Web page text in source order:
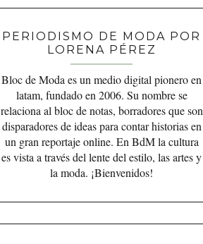
PERIODISMO DE MODA POR
LORENA PÉREZ
Bloc de Moda es un medio digital pionero en
latam, fundado en 2006. Su nombre se
relaciona al bloc de notas, borradores que son
disparadores de ideas para contar historias en
un gran reportaje online. En BdM la cultura
es vista a través del lente del estilo, las artes y
la moda. ¡Bienvenidos!